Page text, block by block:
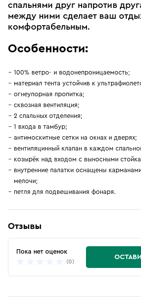
спальнями друг напротив
между ними сделает ваш
комфортабельным.
Особенности:
100% ветро- и водонепроницаемость;
материал тента устойчив к
огнеупорная пропитка;
сквозная вентиляция;
2 спальных отделения;
1 входа в тамбур;
aнтимоскитные сетки на окнах и дверях;
вентиляцинный клапан в каждом
козырёк над входом с выносными
внутренние палатки оснащены
мелочи;
петля для подвешивания фонаря.
Отзывы
Пока нет оценок
(0)